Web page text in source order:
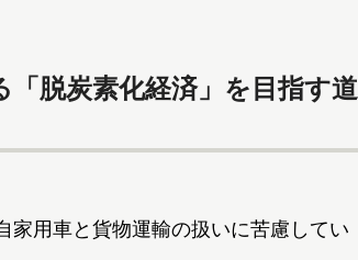
脱炭素化経済」を目指す道
用車と貨物運輸の扱いに苦慮してい